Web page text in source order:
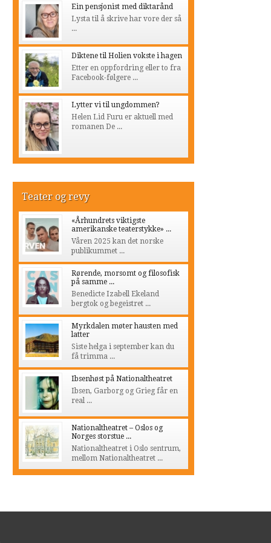
Ein pensjonist med diktarånd
Lysta til å skrive har vore der så
...
Diktene til Holien vokste i hagen
Etter en oppfordring eller to fra
Facebook-følgere ...
Lytter vi til ungdommen?
Helen Lid Furu er aktuell med
romanen De ...
Teater og revy
«Århundrets viktigste
amerikanske teaterstykke» ...
Våren 2025 kan det norske
publikummet ...
Rørende, morsomt og filosofisk
på samme ...
Benedicte Izabell Ekeland
bergtok og begeistret ...
Myrkdalen møter hausten med
latter
Siste helga i september kan du
få trimma ...
Ibsenhøst på Nationaltheatret
Ibsen, Garborg og Grieg får en
real ...
Nationaltheatret – Oslos og
Norges storstue ...
Nationaltheatret i Oslo sentrum,
mellom Nationaltheatret ...